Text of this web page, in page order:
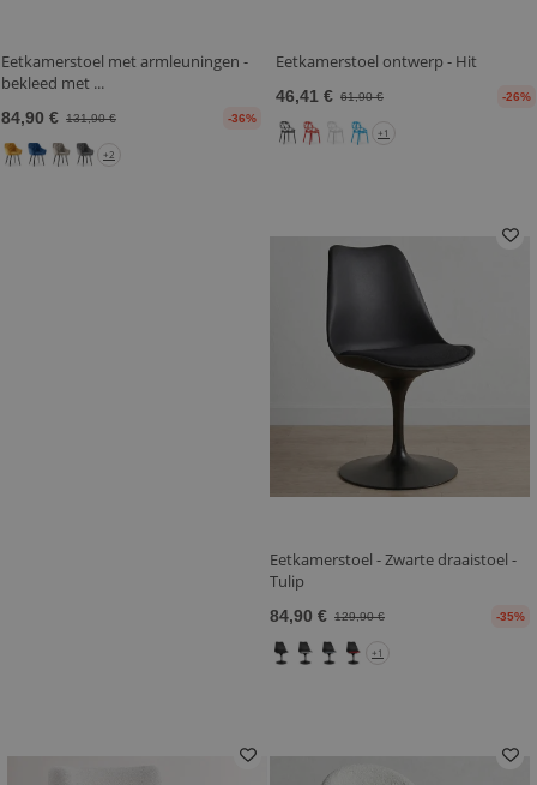
Eetkamerstoel met armleuningen -
bekleed met ...
84,90 € 131,90 € -36%
+2
Eetkamerstoel ontwerp - Hit
46,41 € 61,90 € -26%
+1
Eetkamerstoel - Zwarte draaistoel -
Tulip
84,90 € 129,90 € -35%
+1